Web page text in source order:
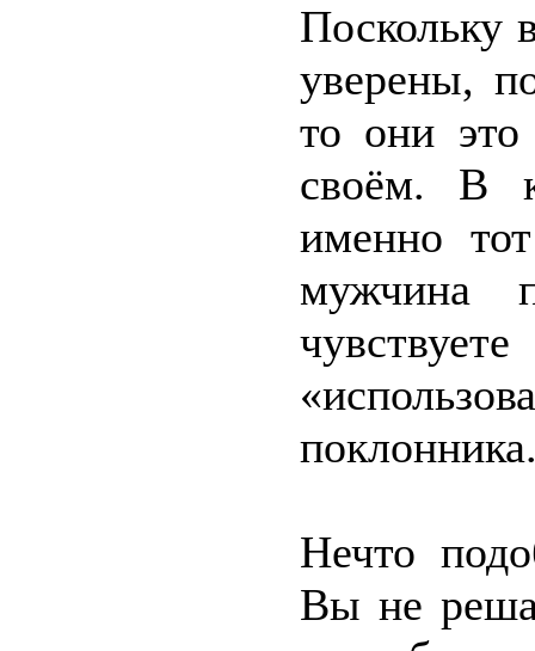
Поскольку
уверены,
то они это
своём. В
именно
мужчина
Нечто
Вы не